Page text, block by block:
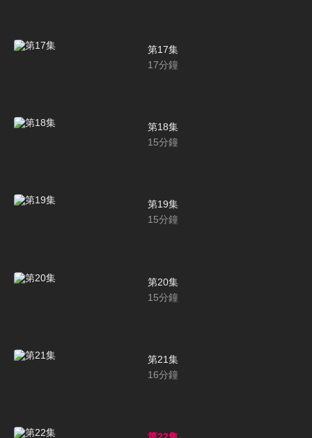
第17集
17分鐘
第18集
15分鐘
第19集
15分鐘
第20集
15分鐘
第21集
16分鐘